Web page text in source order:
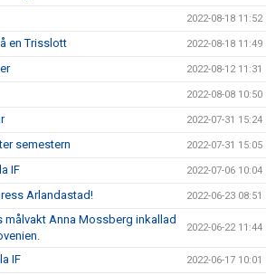
2022-08-18 11:52
en Trisslott 2022-08-18 11:49
2022-08-12 11:31
2022-08-08 10:50
2022-07-31 15:24
semestern 2022-07-31 15:05
IF 2022-07-06 10:04
Arlandastad! 2022-06-23 08:51
målvakt Anna Mossberg inkallad
2022-06-22 11:44
IF 2022-06-17 10:01